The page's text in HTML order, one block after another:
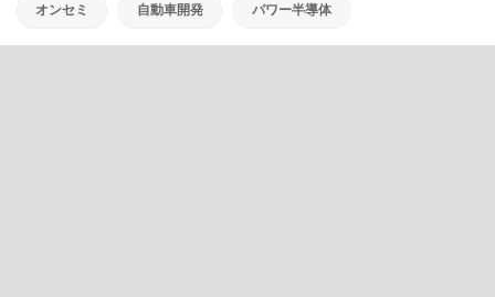
オンセミ 自動車開発 パワー半導体